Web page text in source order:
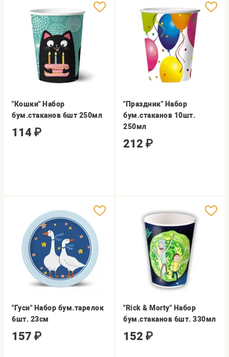
"Кошки" Набор
бум.стаканов 6шт 250мл
114 ₽
"Праздник" Набор
бум.стаканов 10шт.
250мл
212 ₽
"Гуси" Набор бум.тарелок
6шт. 23см
157 ₽
"Rick & Morty" Набор
бум.стаканов 6шт. 330мл
152 ₽